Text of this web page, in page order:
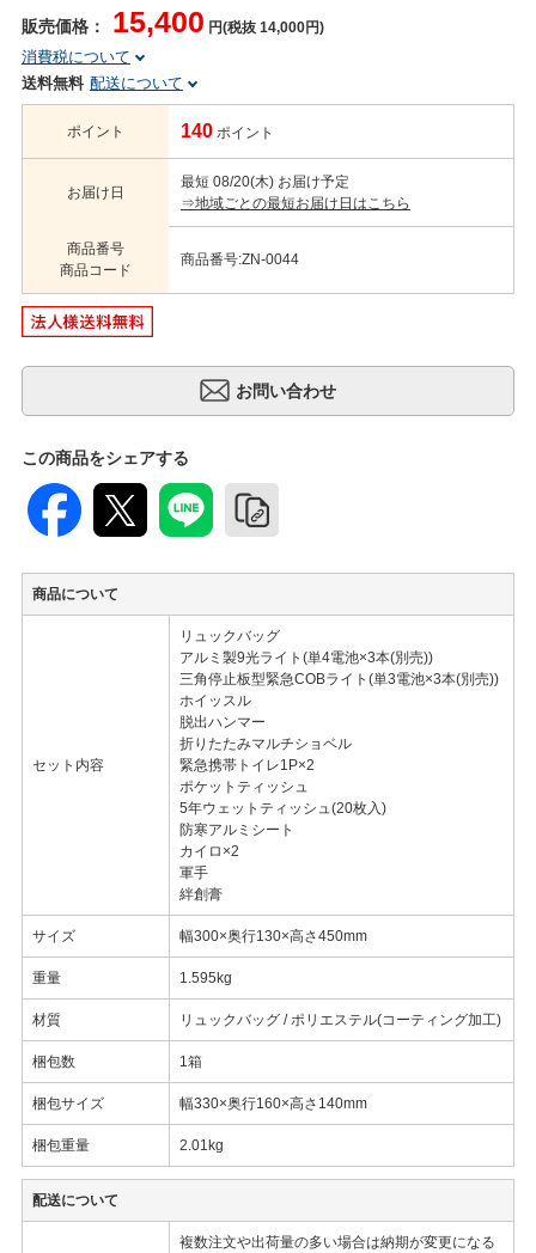
販売価格： 15,400 円(税抜 14,000円)
消費税について
送料無料 配送について
ポイント 140 ポイント
お届け日
最短 08/20(木) お届け予定
⇒地域ごとの最短お届け日はこちら
商品番号
商品コード
商品番号:ZN-0044
この商品をシェアする
商品について
セット内容
リュックバッグ
アルミ製9光ライト(単4電池×3本(別売))
三角停止板型緊急COBライト(単3電池×3本(別売))
ホイッスル
脱出ハンマー
折りたたみマルチショベル
緊急携帯トイレ1P×2
ポケットティッシュ
5年ウェットティッシュ(20枚入)
防寒アルミシート
カイロ×2
軍手
絆創膏
サイズ 幅300×奥行130×高さ450mm
重量 1.595kg
材質 リュックバッグ / ポリエステル(コーティング加工)
梱包数 1箱
梱包サイズ 幅330×奥行160×高さ140mm
梱包重量 2.01kg
配送について
複数注文や出荷量の多い場合は納期が変更になる